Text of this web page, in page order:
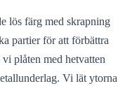
lös färg med skrapning
partier för att förbättra
plåten med hetvatten
Vi lät ytorna